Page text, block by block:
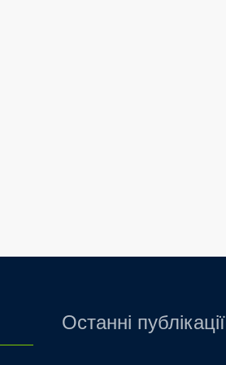
Останні публікації